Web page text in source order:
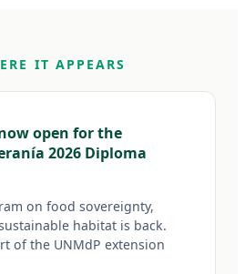
IT APPEARS
open for the
2026 Diploma
on food sovereignty,
habitat is back.
of the UNMdP extension